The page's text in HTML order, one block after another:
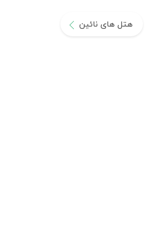
هتل های نائین